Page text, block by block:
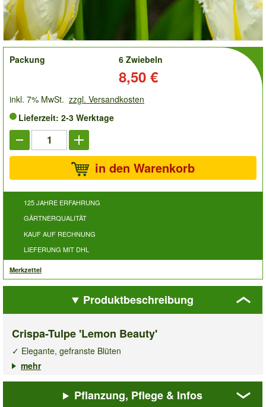
order
Packung
6 Zwiebeln
8,50 €
inkl. 7% MwSt. zzgl. Versandkosten
Lieferzeit: 2-3 Werktage
in den Warenkorb
125 JAHRE ERFAHRUNG
GÄRTNERQUALITÄT
KAUF AUF RECHNUNG
LIEFERUNG MIT DHL
Merkzettel
Produktbeschreibung
Crispa-Tulpe 'Lemon Beauty'
✓ Elegante, gefranste Blüten
✓ Standfest und pflegeleicht
Crispa-Tulpe 'Lemon Beauty'wird in Ihrem Garten oder im
mehr
Pflanzung, Pflege & Infos